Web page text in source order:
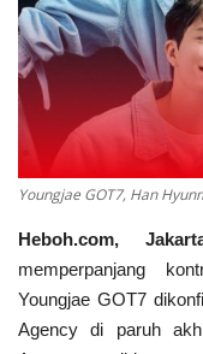
Youngjae GOT7, Han
Heboh.com,
memperpanjang
Youngjae GOT7
Agency di paruh